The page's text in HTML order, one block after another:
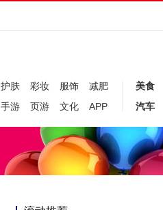
护肤 彩妆 服饰
减肥
手游 页游 文化 APP
美食
汽车